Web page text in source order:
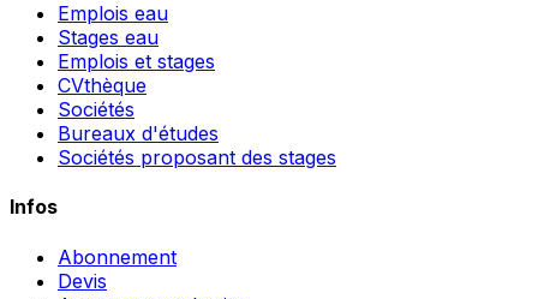
Emplois eau
Stages eau
Emplois et stages
CVthèque
Sociétés
Bureaux d'études
Sociétés proposant des stages
Infos
Abonnement
Devis